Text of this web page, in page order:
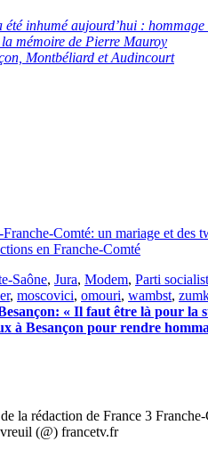
inhumé aujourd’hui : hommage
mémoire de Pierre Mauroy
Montbéliard et Audincourt
Comté: un mariage et des
en Franche-Comté
Saône, Jura, Modem, Parti
, moscovici, omouri, wambst,
« Il faut être là pour la
à Besançon pour rendre
la rédaction de France 3
(@) francetv.fr